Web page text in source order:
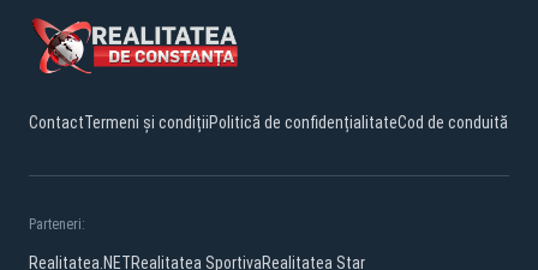
ContactTermeni și condițiiPolitică de confidențialitateCod de conduită
Parteneri:
Realitatea.NETRealitatea SportivaRealitatea Star